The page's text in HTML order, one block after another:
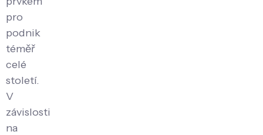
pro
podnik
téměř
celé
století.
V
závislosti
na